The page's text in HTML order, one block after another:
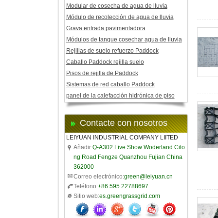
Modular de cosecha de agua de lluvia
Módulo de recolección de agua de lluvia
Grava entrada pavimentadora
Módulos de tanque cosechar agua de lluvia
Rejillas de suelo refuerzo Paddock
Caballo Paddock rejilla suelo
Pisos de rejilla de Paddock
Sistemas de red caballo Paddock
panel de la calefacción hidrónica de piso
Contacte con nosotros
LEIYUAN INDUSTRIAL COMPANY LIITED
Añadir:Q-A302 Live Show Woderland Cito
ng Road Fengze Quanzhou Fujian China
362000
Correo electrónico:green@leiyuan.cn
Teléfono:+86 595 22788697
Sitio web:es.greengrassgrid.com